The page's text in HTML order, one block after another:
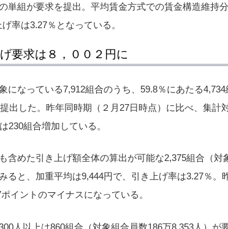
単組が要求を提出。平均賃金方式での賃金構造維持
率は3.27％となっている。
要求は８，００２円に
になっている7,912組合のうち、59.8％にあたる4,734
出した。昨年同時期（２月27日時点）に比べ、集計
230組合増加している。
含めた引き上げ額全体の算出が可能な2,375組合（対
ると、加重平均は9,444円で、引き上げ率は3.27％。
イントのマイナスになっている。
人以上は860組合（対象組合員数186万8,353人）が